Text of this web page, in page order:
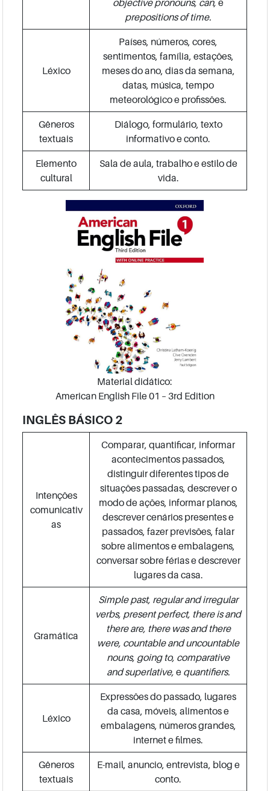
prepositions of time.
Léxico
Países, números, cores,
sentimentos, família, estações,
meses do ano, dias da semana,
datas, música, tempo
meteorológico e profissões.
Gêneros
textuais
Diálogo, formulário, texto
informativo e conto.
Elemento
cultural
Sala de aula, trabalho e estilo de
vida.
Material didático:
American English File 01 – 3rd Edition
INGLÊS BÁSICO 2
Intenções
comunicativ
as
Comparar, quantificar, informar
acontecimentos passados,
distinguir diferentes tipos de
situações passadas, descrever o
modo de ações, informar planos,
descrever cenários presentes e
passados, fazer previsões, falar
sobre alimentos e embalagens,
conversar sobre férias e descrever
lugares da casa.
Gramática
Simple past, regular and irregular
verbs, present perfect, there is and
there are, there was and there
were, countable and uncountable
nouns, going to, comparative
and superlative, equantifiers.
Léxico
Expressões do passado, lugares
da casa, móveis, alimentos e
embalagens, números grandes,
internet e filmes.
Gêneros
textuais
E-mail, anuncio, entrevista, blog e
conto.